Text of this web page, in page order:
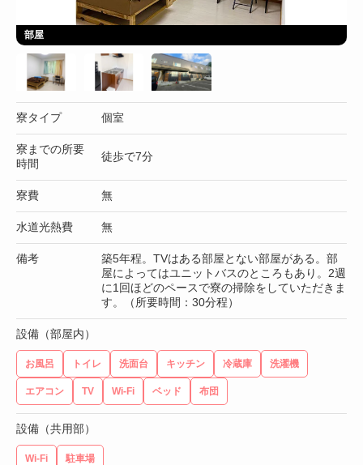
部屋
寮タイプ 個室
寮までの所要
時間
徒歩で7分
寮費 無
水道光熱費 無
備考
築5年程。TVはある部屋とない部屋がある。部
屋によってはユニットバスのところもあり。2週
に1回ほどのペースで寮の掃除をしていただきま
す。（所要時間：30分程）
設備（部屋内）
お風呂 トイレ 洗面台 キッチン 冷蔵庫 洗濯機
エアコン TV Wi-Fi ベッド 布団
設備（共用部）
Wi-Fi 駐車場